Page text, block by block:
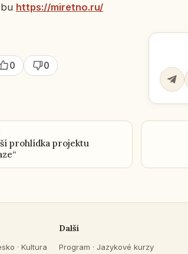
https://mi­ret­no.ru/
0 0
prohlídka projektu
· Kultura
Další
Program · Jazykové kurzy